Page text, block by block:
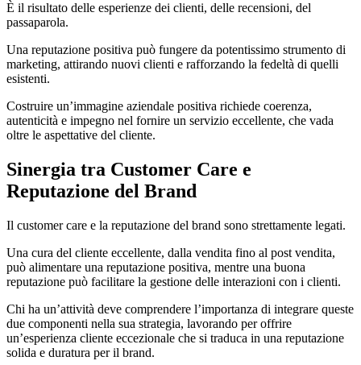
È il risultato delle esperienze dei clienti, delle recensioni, del
passaparola.
Una reputazione positiva può fungere da potentissimo strumento di
marketing, attirando nuovi clienti e rafforzando la fedeltà di quelli
esistenti.
Costruire un’immagine aziendale positiva richiede coerenza,
autenticità e impegno nel fornire un servizio eccellente, che vada
oltre le aspettative del cliente.
Sinergia tra Customer Care e
Reputazione del Brand
Il customer care e la reputazione del brand sono strettamente legati.
Una cura del cliente eccellente, dalla vendita fino al post vendita,
può alimentare una reputazione positiva, mentre una buona
reputazione può facilitare la gestione delle interazioni con i clienti.
Chi ha un’attività deve comprendere l’importanza di integrare queste
due componenti nella sua strategia, lavorando per offrire
un’esperienza cliente eccezionale che si traduca in una reputazione
solida e duratura per il brand.